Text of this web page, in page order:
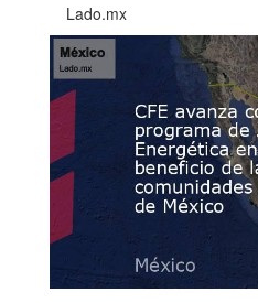
Lado.mx